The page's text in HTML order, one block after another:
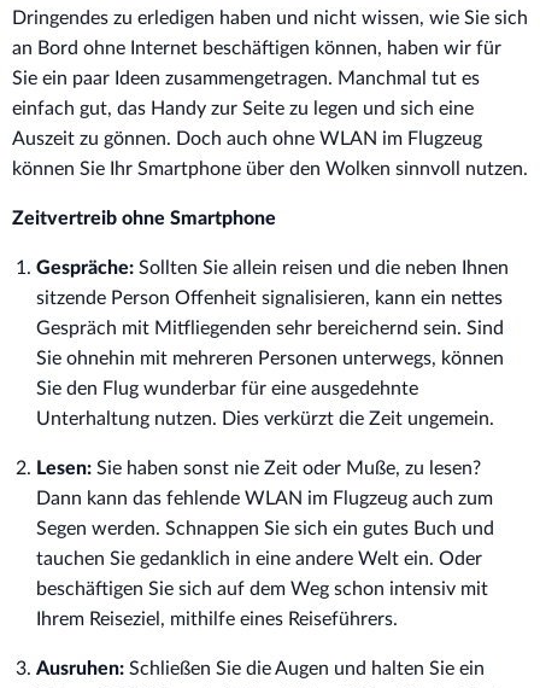
Dringendes zu erledigen haben und nicht wissen, wie Sie sich
an Bord ohne Internet beschäftigen können, haben wir für
Sie ein paar Ideen zusammengetragen. Manchmal tut es
einfach gut, das Handy zur Seite zu legen und sich eine
Auszeit zu gönnen. Doch auch ohne WLAN im Flugzeug
können Sie Ihr Smartphone über den Wolken sinnvoll nutzen.
Zeitvertreib ohne Smartphone
Gespräche: Sollten Sie allein reisen und die neben Ihnen
sitzende Person Offenheit signalisieren, kann ein nettes
Gespräch mit Mitfliegenden sehr bereichernd sein. Sind
Sie ohnehin mit mehreren Personen unterwegs, können
Sie den Flug wunderbar für eine ausgedehnte
Unterhaltung nutzen. Dies verkürzt die Zeit ungemein.
Lesen: Sie haben sonst nie Zeit oder Muße, zu lesen?
Dann kann das fehlende WLAN im Flugzeug auch zum
Segen werden. Schnappen Sie sich ein gutes Buch und
tauchen Sie gedanklich in eine andere Welt ein. Oder
beschäftigen Sie sich auf dem Weg schon intensiv mit
Ihrem Reiseziel, mithilfe eines Reiseführers.
Ausruhen: Schließen Sie die Augen und halten Sie ein